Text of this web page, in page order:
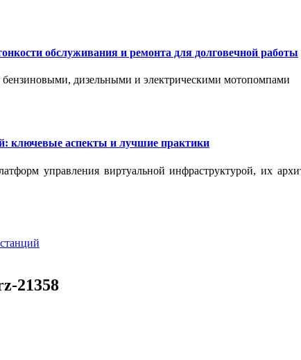
обслуживания и ремонта для долговечной работы
дизельными и электрическими мотопомпами
ключевые аспекты и лучшие практики
управления виртуальной инфраструктурой, их
21358